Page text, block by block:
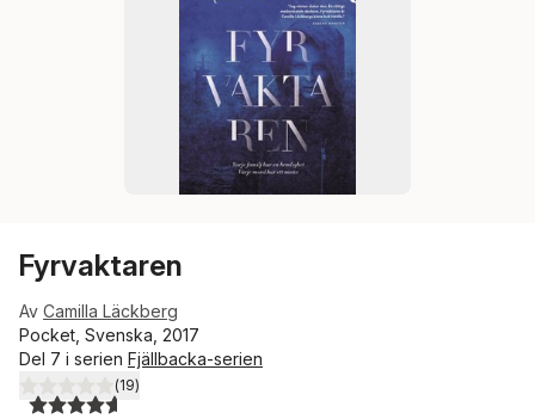
Fyrvaktaren
Av Camilla Läckberg
Pocket, Svenska, 2017
Del 7 i serien Fjällbacka-serien
4,6utav 5 stjärnor. Totalt antal röster:
(19)